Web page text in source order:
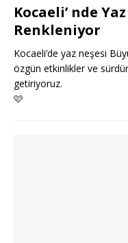
Kocaeli’ nde
Renkleniyor
Kocaeli’de yaz neşesi
özgün etkinlikler ve
getiriyoruz.
🩷